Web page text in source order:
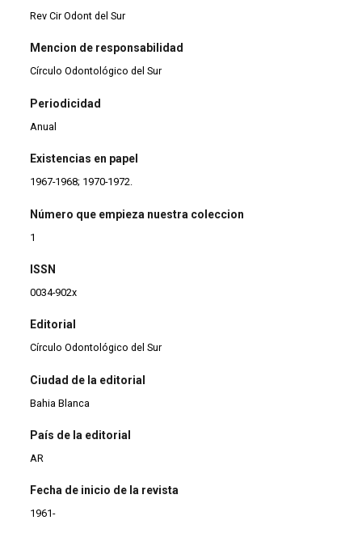
Rev Cir Odont del Sur
Mencion de responsabilidad
Círculo Odontológico del Sur
Periodicidad
Anual
Existencias en papel
1967-1968; 1970-1972.
Número que empieza nuestra coleccion
1
ISSN
0034-902x
Editorial
Círculo Odontológico del Sur
Ciudad de la editorial
Bahia Blanca
País de la editorial
AR
Fecha de inicio de la revista
1961-